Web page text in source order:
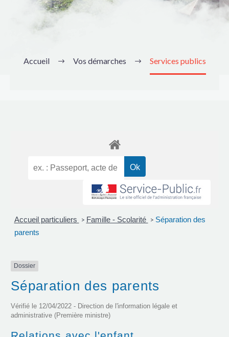
Accueil Vos démarches Services publics
Accueil particuliers > Famille - Scolarité > Séparation des
parents
Dossier
Séparation des parents
Vérifié le 12/04/2022 - Direction de l'information légale et
administrative (Première ministre)